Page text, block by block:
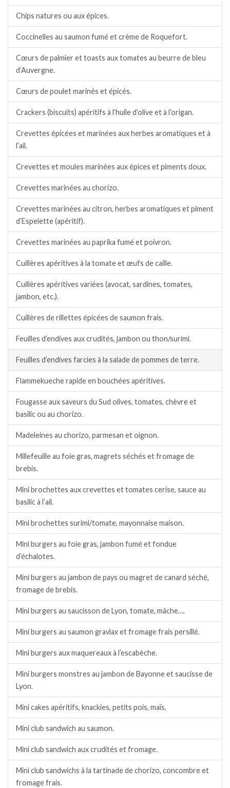
Chips natures ou aux épices.
Coccinelles au saumon fumé et crème de Roquefort.
Cœurs de palmier et toasts aux tomates au beurre de bleu
d’Auvergne.
Cœurs de poulet marinés et épicés.
Crackers (biscuits) apéritifs à l’huile d’olive et à l’origan.
Crevettes épicées et marinées aux herbes aromatiques et à
l’ail.
Crevettes et moules marinées aux épices et piments doux.
Crevettes marinées au chorizo.
Crevettes marinées au citron, herbes aromatiques et piment
d’Espelette (apéritif).
Crevettes marinées au paprika fumé et poivron.
Cuillères apéritives à la tomate et œufs de caille.
Cuillères apéritives variées (avocat, sardines, tomates,
jambon, etc.).
Cuillères de rillettes épicées de saumon frais.
Feuilles d’endives aux crudités, jambon ou thon/surimi.
Feuilles d’endives farcies à la salade de pommes de terre.
Flammekueche rapide en bouchées apéritives.
Fougasse aux saveurs du Sud olives, tomates, chèvre et
basilic ou au chorizo.
Madeleines au chorizo, parmesan et oignon.
Millefeuille au foie gras, magrets séchés et fromage de
brebis.
Mini brochettes aux crevettes et tomates cerise, sauce au
basilic à l’ail.
Mini brochettes surimi/tomate, mayonnaise maison.
Mini burgers au foie gras, jambon fumé et fondue
d’échalotes.
Mini burgers au jambon de pays ou magret de canard séché,
fromage de brebis.
Mini burgers au saucisson de Lyon, tomate, mâche….
Mini burgers au saumon gravlax et fromage frais persillé.
Mini burgers aux maquereaux à l’escabèche.
Mini burgers monstres au jambon de Bayonne et saucisse de
Lyon.
Mini cakes apéritifs, knackies, petits pois, maïs.
Mini club sandwich au saumon.
Mini club sandwich aux crudités et fromage.
Mini club sandwichs à la tartinade de chorizo, concombre et
fromage frais.